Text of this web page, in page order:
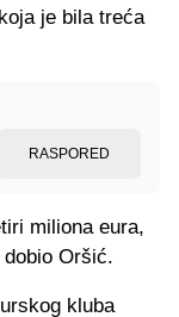
je bila treća
RASPORED
miliona eura,
Oršić.
kluba